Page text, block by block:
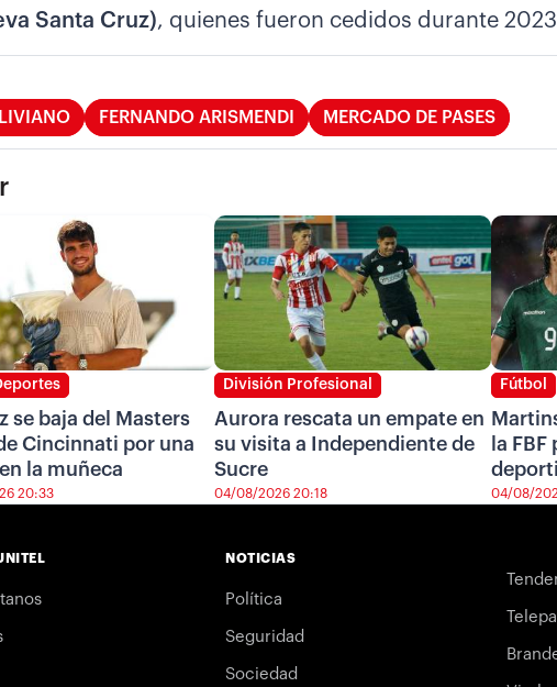
Santa Cruz), quienes fueron cedidos durante
FERNANDO ARISMENDI MERCADO DE PASES
se baja del Masters
Cincinnati por una
la muñeca
20:33
División Profesional
Aurora rescata un empate en
su visita a Independiente de
Sucre
04/08/2026 20:18
Fútbol
la
04/08/
NOTICIAS
Política
Seguridad
Sociedad